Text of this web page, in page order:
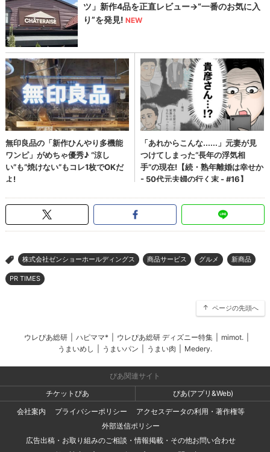
> 株式会社ゼンショーホールディングス 商品サービス グルメ 新商品
PR TIMES
ページの先頭へ
ウレぴあ総研 ハピママ* ウレぴあ総研 ディズニー特集 mimot.
うまいめし
うまいパン うまい肉 Medery.
ぴあ関連サイト
チケットぴあ
ぴあ(アプリ&Web)
会社案内
プライバシーポリシー
アクセスデータの利用・著作権等
外部送信ポリシー
広告出稿・お取り組みのご相談・情報掲載・その他お問い合わせ